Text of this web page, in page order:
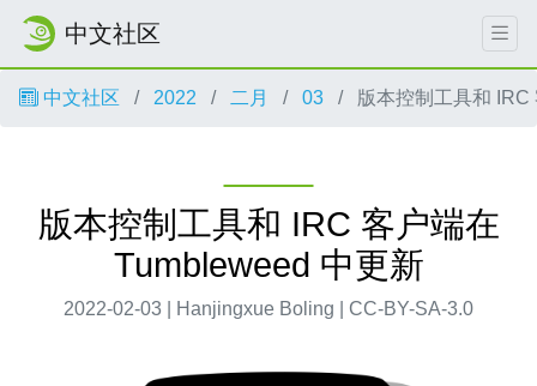
中文社区
中文社区 2022 二月 03 版本控制工具和
版本控制工具和 IRC 客户端在
Tumbleweed 中更新
2022-02-03 | Hanjingxue Boling | CC-BY-SA-3.0